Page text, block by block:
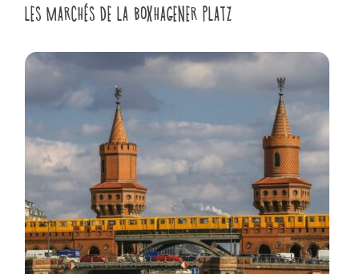
LES MARCHÉS DE LA BOXHAGENER PLATZ